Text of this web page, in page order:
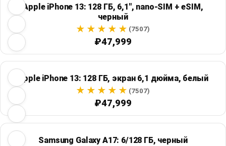
Apple iPhone 13: 128 ГБ, 6,1", nano-SIM + eSIM,
черный
(7507)
₽47,999
Apple iPhone 13: 128 ГБ, экран 6,1 дюйма, белый
(7507)
₽47,999
Samsung Galaxy A17: 6/128 ГБ, черный